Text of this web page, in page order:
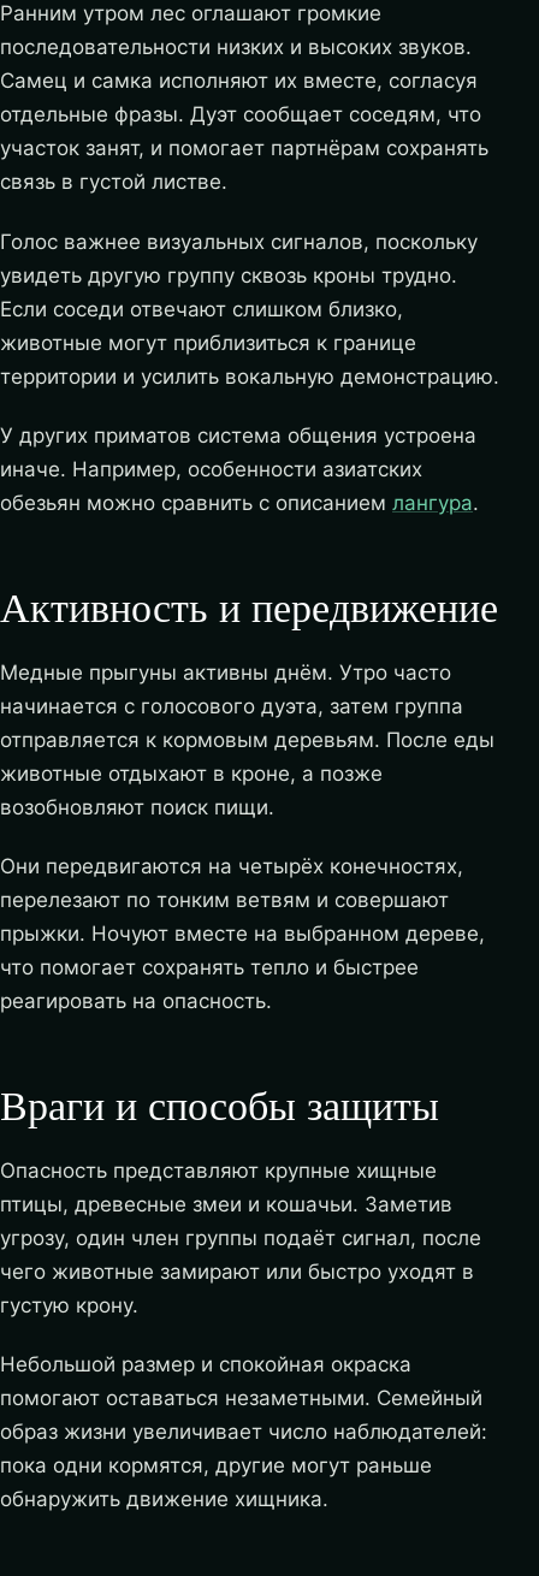
Ранним утром лес оглашают громкие
последовательности низких и высоких звуков.
Самец и самка исполняют их вместе, согласуя
отдельные фразы. Дуэт сообщает соседям, что
участок занят, и помогает партнёрам сохранять
связь в густой листве.
Голос важнее визуальных сигналов, поскольку
увидеть другую группу сквозь кроны трудно.
Если соседи отвечают слишком близко,
животные могут приблизиться к границе
территории и усилить вокальную демонстрацию.
У других приматов система общения устроена
иначе. Например, особенности азиатских
обезьян можно сравнить с описанием лангура.
Активность и передвижение
Медные прыгуны активны днём. Утро часто
начинается с голосового дуэта, затем группа
отправляется к кормовым деревьям. После еды
животные отдыхают в кроне, а позже
возобновляют поиск пищи.
Они передвигаются на четырёх конечностях,
перелезают по тонким ветвям и совершают
прыжки. Ночуют вместе на выбранном дереве,
что помогает сохранять тепло и быстрее
реагировать на опасность.
Враги и способы защиты
Опасность представляют крупные хищные
птицы, древесные змеи и кошачьи. Заметив
угрозу, один член группы подаёт сигнал, после
чего животные замирают или быстро уходят в
густую крону.
Небольшой размер и спокойная окраска
помогают оставаться незаметными. Семейный
образ жизни увеличивает число наблюдателей:
пока одни кормятся, другие могут раньше
обнаружить движение хищника.